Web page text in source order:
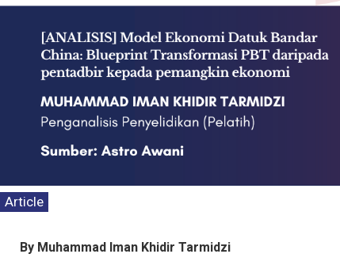
Article
By Muhammad Iman Khidir Tarmidzi
MEDIA
TINJAUAN
PENTADBIRAN,
KEPIMPINAN